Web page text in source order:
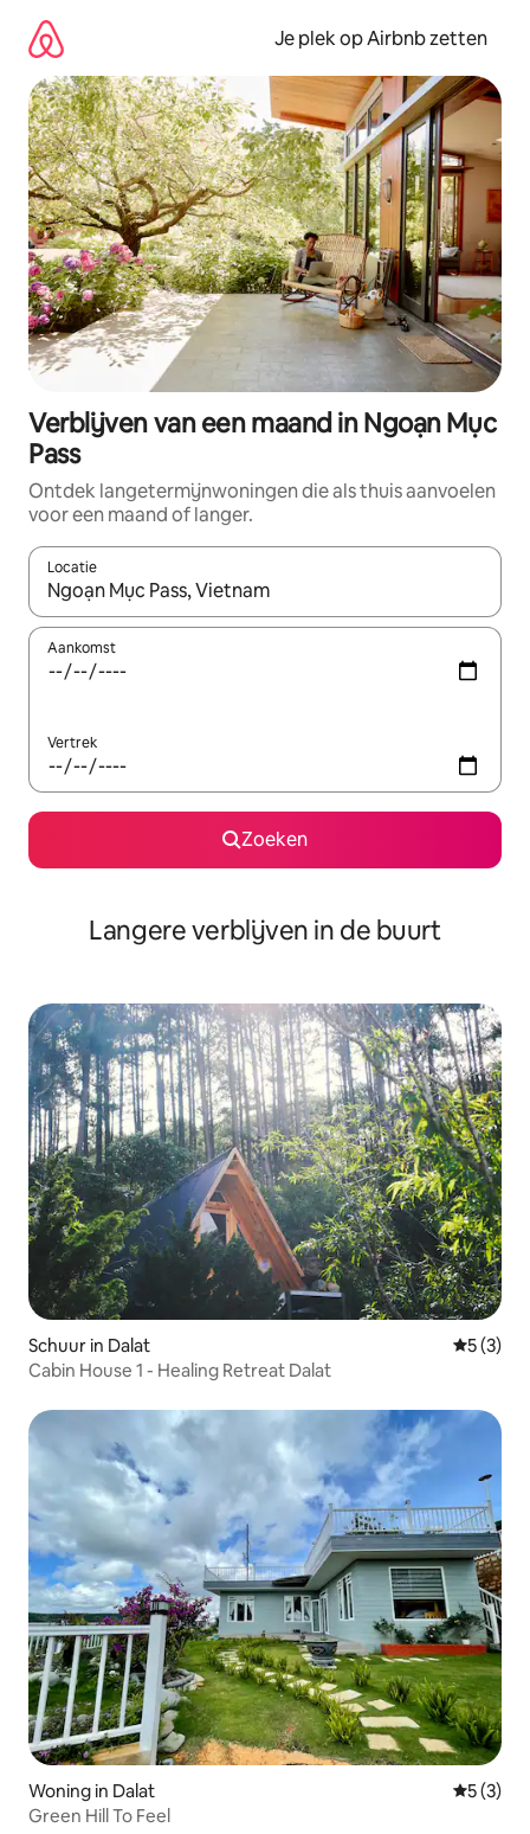
direct
naar
inhoud
Je plek op Airbnb zetten
Verblijven van een maand in Ngoạn Mục
Pass
Ontdek langetermijnwoningen die als thuis aanvoelen
voor een maand of langer.
Locatie
Wanneer er resultaten beschikbaar zijn, maak je een keuze
Aankomst
Vertrek
Zoeken
Langere verblijven in de buurt
Schuur in Dalat
5 (3)
Cabin House 1 - Healing Retreat Dalat
Woning in Dalat
5 (3)
Green Hill To Feel